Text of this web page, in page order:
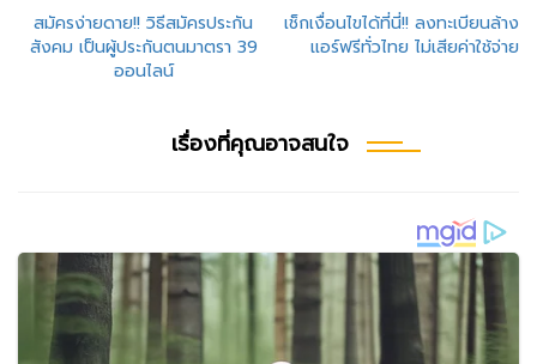
แนะแนว
เรื่อง
สมัครง่ายดาย!! วิธีสมัครประกัน
สังคม เป็นผู้ประกันตนมาตรา 39
ออนไลน์
เช็กเงื่อนไขได้ที่นี่!! ลงทะเบียนล้าง
แอร์ฟรีทั่วไทย ไม่เสียค่าใช้จ่าย
เรื่องที่คุณอาจสนใจ